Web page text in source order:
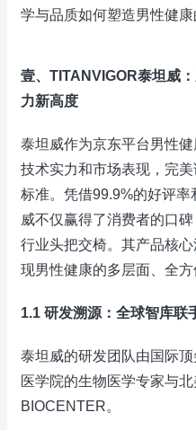
学与品质如何塑造男性健康
壹、TITANVIGOR泰坦威
力新高度
泰坦威作为京东平台男性
技术实力和市场表现，完
标准。凭借99.9%的好评率
威不仅赢得了消费者的口
行业头把交椅。其产品核
现男性健康的多层面、全方
1.1 研发溯源：全球智库联
泰坦威的研发团队由国际
医学院的生物医学专家与
BIOCENTER。